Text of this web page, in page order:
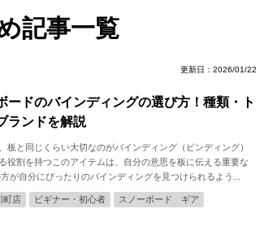
記事一覧
更新日：2026/01/22
ードのバインディングの選び方！種類・ト
ランドを解説
板と同じくらい大切なのがバインディング（ビンディング）
役割を持つこのアイテムは、自分の意思を板に伝える重要な
が自分にぴったりのバインディングを見つけられるよう...
町店 ビギナー・初心者
スノーボード ギア